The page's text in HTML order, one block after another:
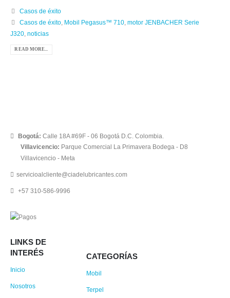
Casos de éxito
Casos de éxito, Mobil Pegasus™ 710, motor JENBACHER Serie
J320 noticias
READ MORE...
Bogotá: Calle 18A #69F - 06 Bogotá D.C. Colombia.
Villavicencio: Parque Comercial La Primavera Bodega - D8
Villavicencio - Meta
servicioalcliente@ciadelubricantes.com
+57 310-586-9996
LINKS DE
INTERÉS
Inicio
Nosotros
CATEGORÍAS
Mobil
Terpel